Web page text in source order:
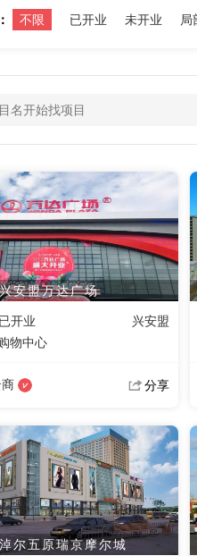
不限 已开业 未开业 局
兴安盟万达广场
开业
兴安盟
物中心
分享
尔五原瑞京摩尔城